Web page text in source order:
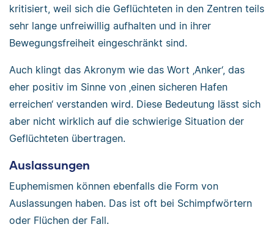
kritisiert, weil sich die Geflüchteten in den Zentren teils
sehr lange unfreiwillig aufhalten und in ihrer
Bewegungsfreiheit eingeschränkt sind.
Auch klingt das Akronym wie das Wort ‚Anker‘, das
eher positiv im Sinne von ‚einen sicheren Hafen
erreichen‘ verstanden wird. Diese Bedeutung lässt sich
aber nicht wirklich auf die schwierige Situation der
Geflüchteten übertragen.
Auslassungen
Euphemismen können ebenfalls die Form von
Auslassungen haben. Das ist oft bei Schimpfwörtern
oder Flüchen der Fall.